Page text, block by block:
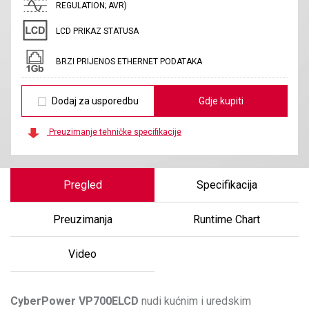
REGULATION; AVR)
LCD PRIKAZ STATUSA
BRZI PRIJENOS ETHERNET PODATAKA
Dodaj za usporedbu Gdje kupiti
Preuzimanje tehničke specifikacije
Pregled Specifikacija
Preuzimanja Runtime Chart
Video
CyberPower VP700ELCD nudi kućnim i uredskim